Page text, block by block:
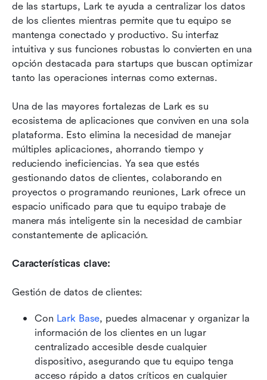
de las startups, Lark te ayuda a centralizar los datos
de los clientes mientras permite que tu equipo se
mantenga conectado y productivo. Su interfaz
intuitiva y sus funciones robustas lo convierten en una
opción destacada para startups que buscan optimizar
tanto las operaciones internas como externas.
Una de las mayores fortalezas de Lark es su
ecosistema de aplicaciones que conviven en una sola
plataforma. Esto elimina la necesidad de manejar
múltiples aplicaciones, ahorrando tiempo y
reduciendo ineficiencias. Ya sea que estés
gestionando datos de clientes, colaborando en
proyectos o programando reuniones, Lark ofrece un
espacio unificado para que tu equipo trabaje de
manera más inteligente sin la necesidad de cambiar
constantemente de aplicación.
Características clave:
Gestión de datos de clientes:
Con Lark Base, puedes almacenar y organizar la
información de los clientes en un lugar
centralizado accesible desde cualquier
dispositivo, asegurando que tu equipo tenga
acceso rápido a datos críticos en cualquier